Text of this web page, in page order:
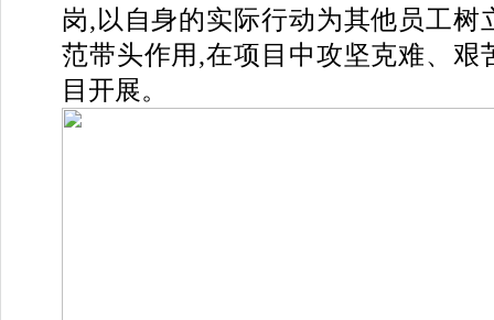
岗,以自身的实际行动为其他员工树
范带头作用,在项目中攻坚克难、艰
目开展。